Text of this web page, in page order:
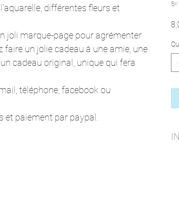
différentes fleurs et
joli marque-page pour agrémenter
faire un jolie cadeau à une amie, une
cadeau original, unique qui fera
téléphone, facebook ou
et paiement par paypal.